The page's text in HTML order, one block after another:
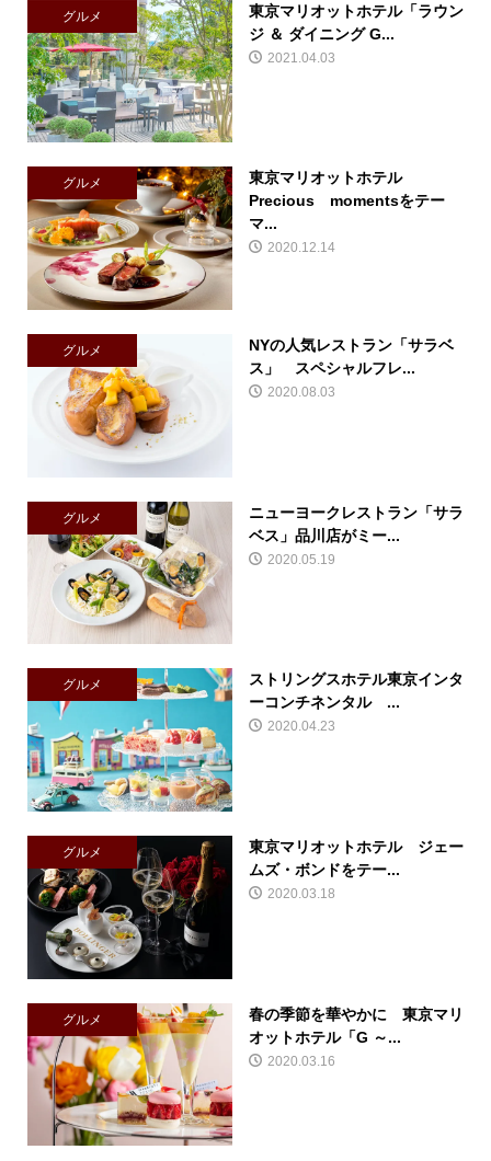
グルメ
東京マリオットホテル「ラウン
ジ ＆ ダイニング G...
2021.04.03
グルメ
東京マリオットホテル
Precious momentsをテー
マ...
2020.12.14
グルメ
NYの人気レストラン「サラベ
ス」 スペシャルフレ...
2020.08.03
グルメ
ニューヨークレストラン「サラ
ベス」品川店がミー...
2020.05.19
グルメ
ストリングスホテル東京インタ
ーコンチネンタル ...
2020.04.23
グルメ
東京マリオットホテル ジェー
ムズ・ボンドをテー...
2020.03.18
グルメ
春の季節を華やかに 東京マリ
オットホテル「G ～...
2020.03.16